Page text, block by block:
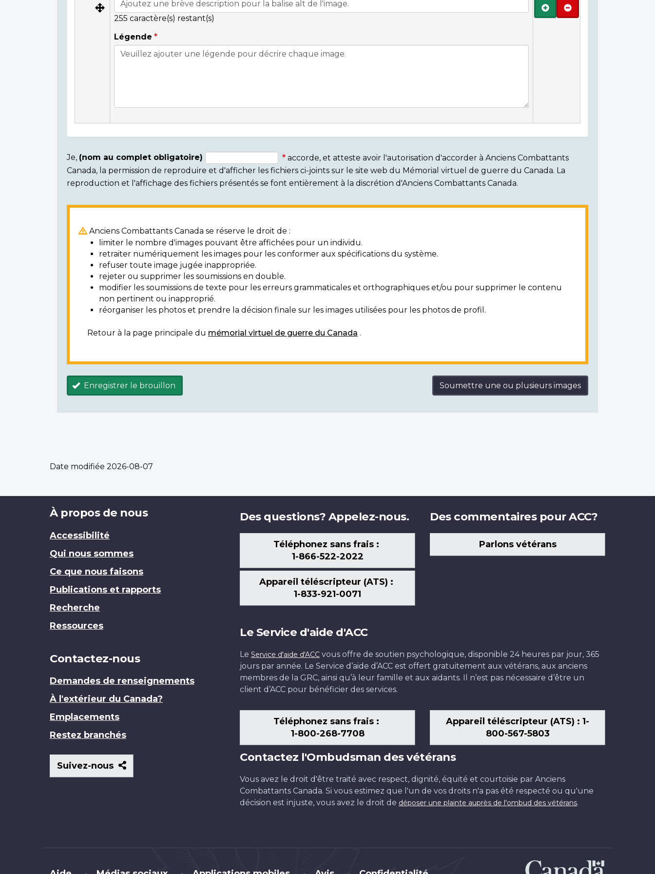
255 caractère(s) restant(s)
Légende
AjouterRetirer
Consent
section
Je, (nom au complet obligatoire)
accorde, et atteste avoir l'autorisation d'accorder à Anciens Combattants
Canada, la permission de reproduire et d'afficher les fichiers ci-joints sur le site web du Mémorial virtuel de guerre du Canada. La
reproduction et l'affichage des fichiers présentés se font entièrement à la discrétion d'Anciens Combattants Canada.
Anciens Combattants Canada se réserve le droit de :
limiter le nombre d'images pouvant être affichées pour un individu.
retraiter numériquement les images pour les conformer aux spécifications du système.
refuser toute image jugée inappropriée.
rejeter ou supprimer les soumissions en double.
modifier les soumissions de texte pour les erreurs grammaticales et orthographiques et/ou pour supprimer le contenu
non pertinent ou inapproprié.
réorganiser les photos et prendre la décision finale sur les images utilisées pour les photos de profil.
Retour à la page principale du mémorial virtuel de guerre du Canada .
Enregistrer le brouillon Soumettre une ou plusieurs images
Date modifiée 2026-08-07
Brand
À propos de nous
Accessibilité
Qui nous sommes
Ce que nous faisons
Publications et rapports
Recherche
Ressources
Contactez-nous
Demandes de renseignements
À l'extérieur du Canada?
Emplacements
Restez branchés
Suivez-nous
Suivez-
nous
Des questions? Appelez-nous.
Téléphonez sans frais :
1-866-522-2022
Appareil téléscripteur (ATS) :
1-833-921-0071
Des commentaires pour ACC?
Parlons vétérans
Le Service d'aide d'ACC
Le Service d'aide d'ACC vous offre de soutien psychologique, disponible 24 heures par jour, 365
jours par année. Le Service d’aide d’ACC est offert gratuitement aux vétérans, aux anciens
membres de la GRC, ainsi qu’à leur famille et aux aidants. Il n’est pas nécessaire d’être un
client d’ACC pour bénéficier des services.
Téléphonez sans frais :
1-800-268-7708
Appareil téléscripteur (ATS) : 1-
800-567-5803
Contactez l'Ombudsman des vétérans
Vous avez le droit d'être traité avec respect, dignité, équité et courtoisie par Anciens
Combattants Canada. Si vous estimez que l'un de vos droits n'a pas été respecté ou qu'une
décision est injuste, vous avez le droit de déposer une plainte auprès de l'ombud des vétérans.
Brand